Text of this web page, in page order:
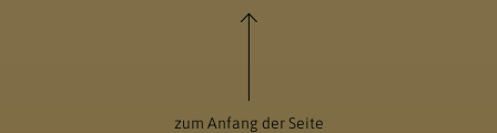
zum Anfang der Seite